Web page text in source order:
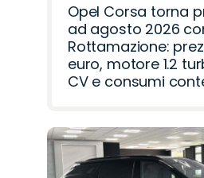
Opel Corsa torna
ad agosto 2026
Rottamazione:
euro, motore 1.2
CV e consumi